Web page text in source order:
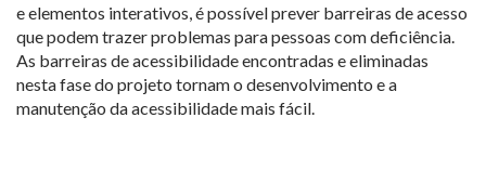
e elementos interativos, é possível prever barreiras de acesso
que podem trazer problemas para pessoas com deficiência.
As barreiras de acessibilidade encontradas e eliminadas
nesta fase do projeto tornam o desenvolvimento e a
manutenção da acessibilidade mais fácil.